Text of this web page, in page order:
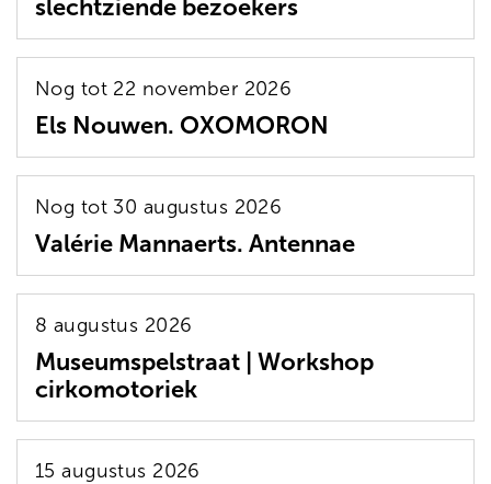
slechtziende bezoekers
Nog tot 22 november 2026
Els Nouwen. OXOMORON
Nog tot 30 augustus 2026
Valérie Mannaerts. Antennae
8 augustus 2026
Museumspelstraat | Workshop
cirkomotoriek
15 augustus 2026